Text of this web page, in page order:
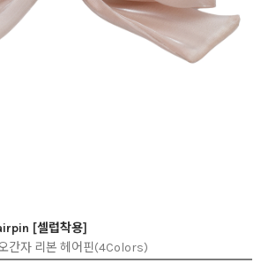
[셀럽착용]
간자 리본 헤어핀(4Colors)